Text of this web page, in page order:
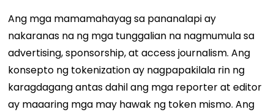
Ang mga mamamahayag sa pananalapi ay
nakaranas na ng mga tunggalian na nagmumula sa
advertising, sponsorship, at access journalism. Ang
konsepto ng tokenization ay nagpapakilala rin ng
karagdagang antas dahil ang mga reporter at editor
ay maaaring mga may hawak ng token mismo. Ang